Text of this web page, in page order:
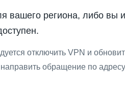
вашего региона, либо вы
отключить VPN и
обращение по